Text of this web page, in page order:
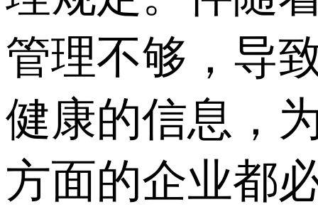
管理不够，导
健康的信息，
方面的企业都